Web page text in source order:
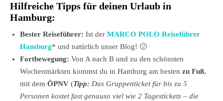
Hilfreiche Tipps für deinen Urlaub in
Hamburg:
Bester Reiseführer: Ist der MARCO POLO Reiseführer
Hamburg* und natürlich unser Blog! 🙂
Fortbewegung: Von A nach B und zu den schönsten
Wochenmärkten kommst du in Hamburg am besten zu Fuß,
mit dem ÖPNV (Tipp: Das Gruppenticket für bis zu 5
Personen kostet fast genauso viel wie 2 Tagestickets – die